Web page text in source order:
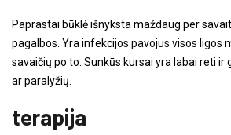
Paprastai būklė išnyksta maždaug per
pagalbos. Yra infekcijos pavojus visos ligos
savaičių po to. Sunkūs kursai yra labai reti ir
ar paralyžių.
terapija